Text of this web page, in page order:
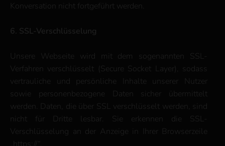
Konversation nicht fortgeführt werden.
6. SSL-Verschlüsselung
Unsere Webseite wird mit dem sogenannten SSL-
Verfahren verschlüsselt (Secure Socket Layer), sodass
vertrauliche und persönliche Inhalte unserer Nutzer
sowie personenbezogene Daten sicher übermittelt
werden. Daten, die über SSL verschlüsselt werden, sind
nicht für Dritte lesbar. Sie erkennen die SSL-
Verschlüsselung an der Anzeige in Ihrer Browserzeile